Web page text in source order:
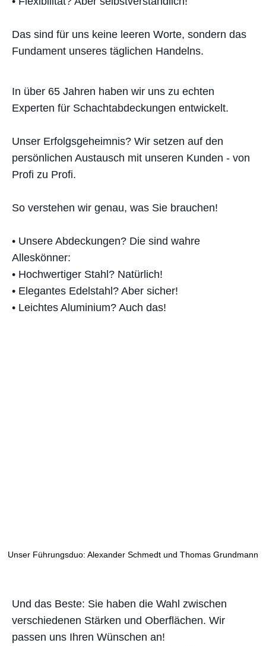
Das sind für uns keine leeren Worte, sondern das
Fundament unseres täglichen Handelns.
In über 65 Jahren haben wir uns zu echten
Experten für Schachtabdeckungen entwickelt.
Unser Erfolgsgeheimnis? Wir setzen auf den
persönlichen Austausch mit unseren Kunden - von
Profi zu Profi.
So verstehen wir genau, was Sie brauchen!
• Unsere Abdeckungen? Die sind wahre
Alleskönner:
• Hochwertiger Stahl? Natürlich!
• Elegantes Edelstahl? Aber sicher!
• Leichtes Aluminium? Auch das!
Unser Führungsduo: Alexander Schmedt und Thomas Grundmann
Und das Beste: Sie haben die Wahl zwischen
verschiedenen Stärken und Oberflächen. Wir
passen uns Ihren Wünschen an!